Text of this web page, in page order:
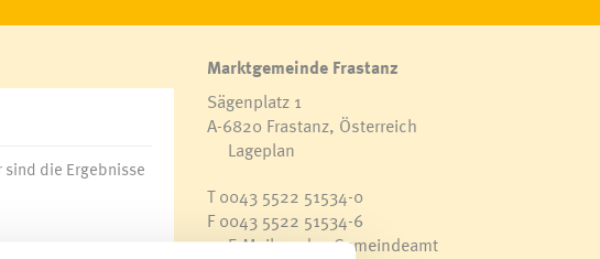
die Ergebnisse
Marktgemeinde Frastanz
Sägenplatz 1
A-6820 Frastanz, Österreich
Lageplan
T0043 5522 51534-0
F 0043 5522 51534-6
E-Mail an das Gemeindeamt